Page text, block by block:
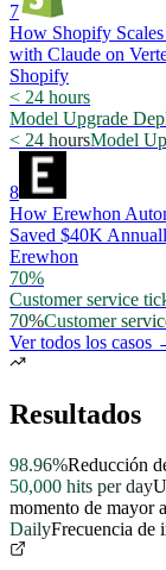
7
How Shopify
with Claude on
Shopify
< 24 hours
Model Upgrade
< 24 hoursModel
8
How Erewhon
Saved $40K
Erewhon
70%
Customer service
70%Customer
Ver todos los casos
Resultados
98.96%Reducción
50,000 hits per day
momento de mayor
DailyFrecuencia de